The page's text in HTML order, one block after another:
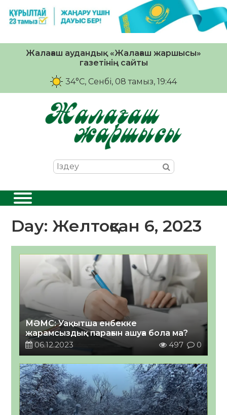
Жалағаш аудандық «Жалағаш жаршысы»
газетінің сайты
34°C, Сенбі, 08 тамыз, 19:44
Day: Желтоқсан 6, 2023
МӘМС: Уақытша енбекке
жарамсыздық парағын ашуға бола ма?
06.12.2023
497 0